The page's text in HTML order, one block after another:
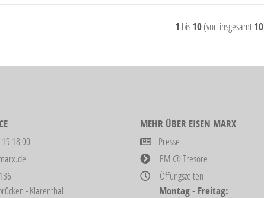
1 bis10(von insgesamt10
18 00
- Klarenthal
MEHR ÜBER EISEN MARX
Presse
EM ® Tresore
Öffungszeiten
Montag - Freitag: